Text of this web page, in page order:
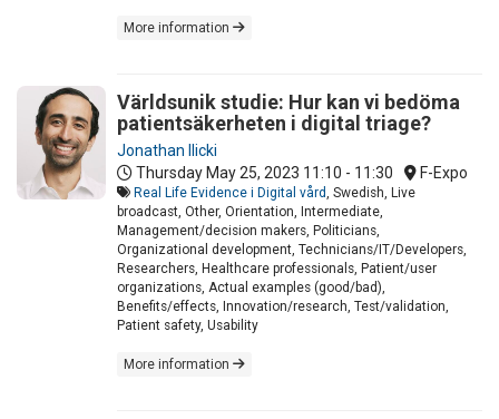
More information
Världsunik studie: Hur kan vi bedöma
patientsäkerheten i digital triage?
Jonathan Ilicki
Thursday May 25, 2023 11:10 - 11:30 F-Expo
Real Life Evidence i Digital vård , Swedish, Live
broadcast, Other, Orientation, Intermediate,
Management/decision makers, Politicians,
Organizational development, Technicians/IT/Developers,
Researchers, Healthcare professionals, Patient/user
organizations, Actual examples (good/bad),
Benefits/effects, Innovation/research, Test/validation,
Patient safety, Usability
More information